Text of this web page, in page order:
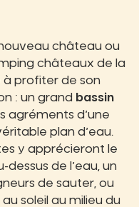
château ou
châteaux de la
à profiter de son
: un grand bassin
agréments d’une
plan d’eau.
y apprécieront le
de l’eau, un
de sauter, ou
soleil au milieu du